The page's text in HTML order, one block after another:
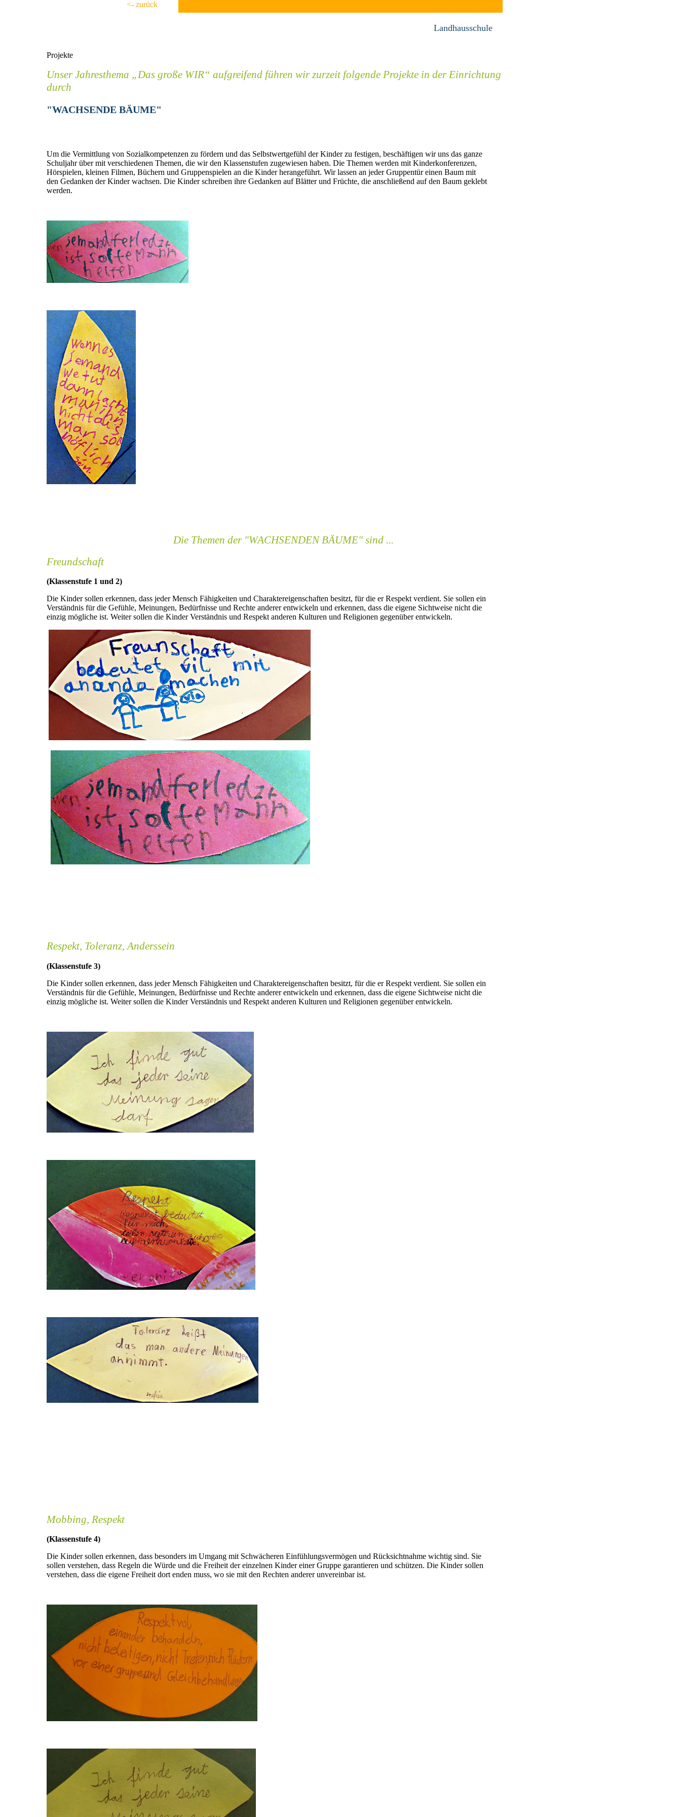
<- zurück
Landhausschule
Projekte
Unser Jahresthema „Das große WIR“ aufgreifend führen wir zurzeit folgende Projekte in der Einrichtung
durch
"WACHSENDE BÄUME"
Um die Vermittlung von Sozialkompetenzen zu fördern und das Selbstwertgefühl der Kinder zu festigen, beschäftigen wir uns das ganze
Schuljahr über mit verschiedenen Themen, die wir den Klassenstufen zugewiesen haben. Die Themen werden mit Kinderkonferenzen,
Hörspielen, kleinen Filmen, Büchern und Gruppenspielen an die Kinder herangeführt. Wir lassen an jeder Gruppentür einen Baum mit
den Gedanken der Kinder wachsen. Die Kinder schreiben ihre Gedanken auf Blätter und Früchte, die anschließend auf den Baum geklebt
werden.
Die Themen der "WACHSENDEN BÄUME" sind ...
Freundschaft
(Klassenstufe 1 und 2)
Die Kinder sollen erkennen, dass jeder Mensch Fähigkeiten und Charaktereigenschaften besitzt, für die er Respekt verdient. Sie sollen ein
Verständnis für die Gefühle, Meinungen, Bedürfnisse und Rechte anderer entwickeln und erkennen, dass die eigene Sichtweise nicht die
einzig mögliche ist. Weiter sollen die Kinder Verständnis und Respekt anderen Kulturen und Religionen gegenüber entwickeln.
Respekt, Toleranz, Anderssein
(Klassenstufe 3)
Die Kinder sollen erkennen, dass jeder Mensch Fähigkeiten und Charaktereigenschaften besitzt, für die er Respekt verdient. Sie sollen ein
Verständnis für die Gefühle, Meinungen, Bedürfnisse und Rechte anderer entwickeln und erkennen, dass die eigene Sichtweise nicht die
einzig mögliche ist. Weiter sollen die Kinder Verständnis und Respekt anderen Kulturen und Religionen gegenüber entwickeln.
Mobbing, Respekt
(Klassenstufe 4)
Die Kinder sollen erkennen, dass besonders im Umgang mit Schwächeren Einfühlungsvermögen und Rücksichtnahme wichtig sind. Sie
sollen verstehen, dass Regeln die Würde und die Freiheit der einzelnen Kinder einer Gruppe garantieren und schützen. Die Kinder sollen
verstehen, dass die eigene Freiheit dort enden muss, wo sie mit den Rechten anderer unvereinbar ist.